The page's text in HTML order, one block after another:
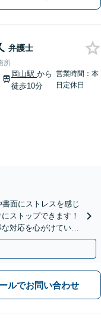
弁護士
所
岡山駅 から
徒歩10分
営業時間：本
日定休日
書面にストレスを感じ
ストップできます！
対応を心がけていま
可】
ルでお問い合わせ